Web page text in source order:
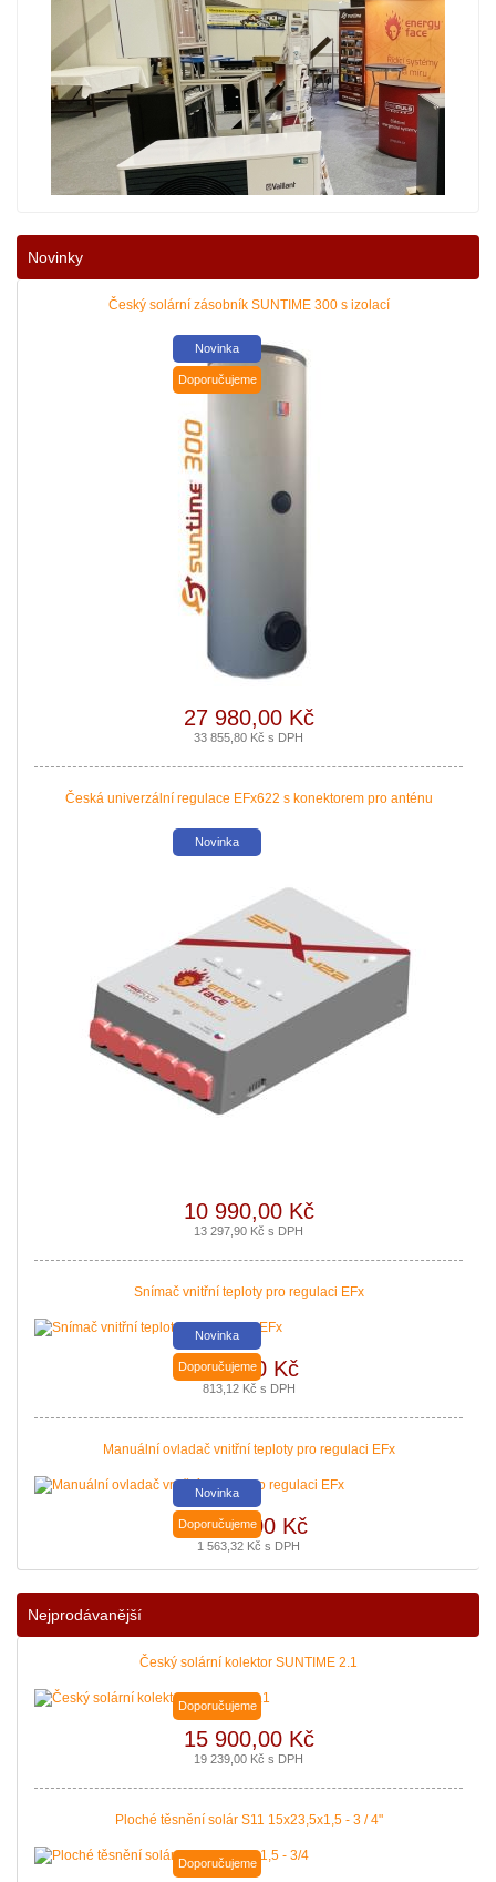
Nové podmínky dotací na nové solární systémy, tepelná čerpadla a
Nová zelená úsporám a Kotlíkové dotace snadno s PROPULS SOLAR.
Podávání žádostí o poslední Kotlíkové dotace v Královéhradeckém
Novinky
Český solární zásobník SUNTIME 300 s izolací
Novinka
Doporučujeme
27 980,00 Kč
33 855,80 Kč s DPH
Česká univerzální regulace EFx622 s konektorem pro anténu
Novinka
10 990,00 Kč
13 297,90 Kč s DPH
Snímač vnitřní teploty pro regulaci EFx
Novinka
Doporučujeme
672,00 Kč
813,12 Kč s DPH
Manuální ovladač vnitřní teploty pro regulaci EFx
Novinka
Doporučujeme
1 292,00 Kč
1 563,32 Kč s DPH
Nejprodávanější
Český solární kolektor SUNTIME 2.1
Doporučujeme
15 900,00 Kč
19 239,00 Kč s DPH
Ploché těsnění solár S11 15x23,5x1,5 - 3 / 4"
Doporučujeme